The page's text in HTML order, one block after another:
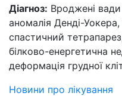
Діагноз: Вроджені
аномалія Денді-
спастичний
білково-енергетична
деформація грудної
Новини про лікування